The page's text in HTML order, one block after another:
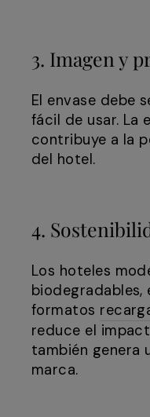
3. Imagen y
El envase debe
fácil de usar. La
contribuye a la
del hotel.
4.
Los hoteles
biodegradables,
formatos
reduce el
también genera
marca.